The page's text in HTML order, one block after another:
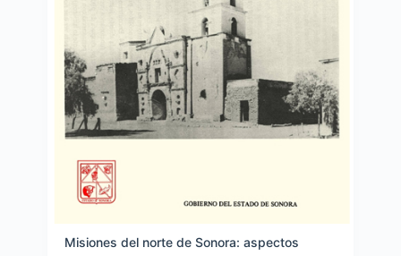
Misiones del norte de Sonora: aspectos